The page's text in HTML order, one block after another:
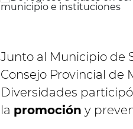
Junto al Municipio de
Consejo Provincial de
Diversidades
la promoción y